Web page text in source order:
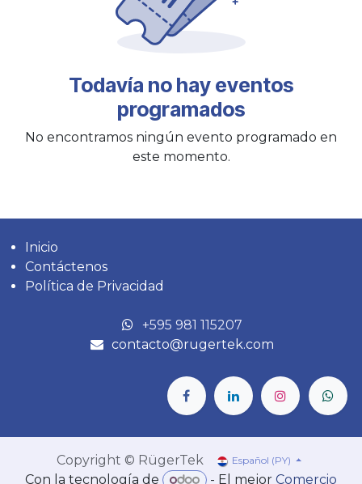
Todavía no hay eventos
programados
No encontramos ningún evento programado en
este momento.
Inicio
Contáctenos
Política de Privacidad
‎+595 981 115207
contacto@rugertek.com
Copyright © RügerTek Español (PY)
Con la tecnología de - El mejor Comercio